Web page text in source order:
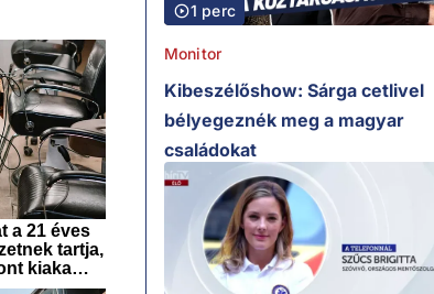
1 perc
Monitor
Kibeszélőshow: Sárga cetlivel
bélyegeznék meg a magyar
családokat